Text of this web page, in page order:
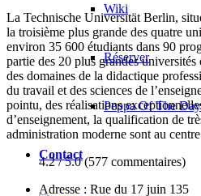
Wiki
Réserver
Peppa Of The Day
Contact
La Technische Universität Berlin,
la troisième plus grande des quatre
environ 35 600 étudiants dans 90
partie des 20 plus grandes
des domaines de la didactique
du travail et des sciences de
pointu, des réalisations
d’enseignement, la qualification de
administration moderne sont au
4.2 / 5.0 (577 commentaires)
Adresse : Rue du 17 juin 135